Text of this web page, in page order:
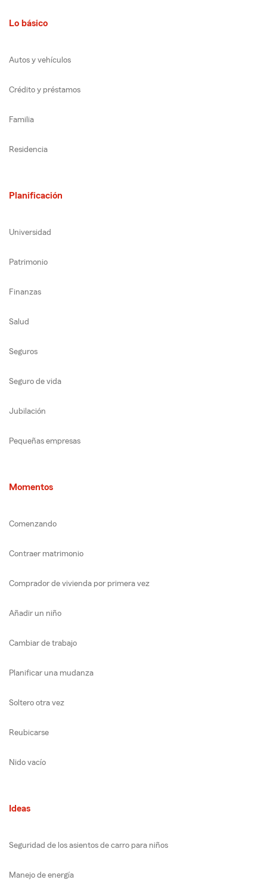
Lo básico
Autos y vehículos
Crédito y préstamos
Familia
Residencia
Planificación
Universidad
Patrimonio
Finanzas
Salud
Seguros
Seguro de vida
Jubilación
Pequeñas empresas
Momentos
Comenzando
Contraer matrimonio
Comprador de vivienda por primera vez
Añadir un niño
Cambiar de trabajo
Planificar una mudanza
Soltero otra vez
Reubicarse
Nido vacío
Ideas
Seguridad de los asientos de carro para niños
Manejo de energía